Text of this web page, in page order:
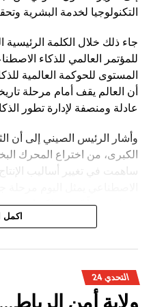
التكنولوجيا لخدمة البشرية
جاء ذلك خلال الكلمة الرئيسية
المستوى للحوكمة العالمية
أن العالم يقف أمام مرحلة
عادلة ومنصفة لإدارة تطور
وأشار الرئيس الصيني إلى أن
الكبرى، من اختراع المحرك
ساهمت في تغيير أساليب
تحمل فرصاً كبيرة، لكنها
وأوضح شي جينبينغ أن تطوير
على أربعة مبادئ أساسية، تتمثل
التنمية المدفوعة بالابتكار،
استخدام التكنولوجيا بشكل
اكمل
التحدي 24
ولاية أمن